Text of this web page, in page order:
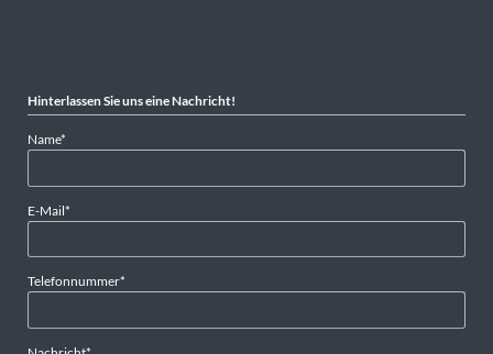
Hinterlassen Sie uns eine Nachricht!
Pflichtfeld
Name*
Pflichtfeld
E-Mail*
Pflichtfeld
Telefonnummer*